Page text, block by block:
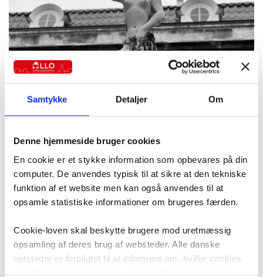
Samtykke Detaljer Om
Denne hjemmeside bruger cookies
En cookie er et stykke information som opbevares på din
computer. De anvendes typisk til at sikre at den tekniske
funktion af et website men kan også anvendes til at
opsamle statistiske informationer om brugeres færden.
Cookie-loven skal beskytte brugere mod uretmæssig
opsamling af deres brug af websteder. Alle danske
netsteder er forpligtet til at informere om, hvilke cookies
der afsættes på brugerens udstyr. Informationen skal
Småsagsgrænsen hæves!
Det er et stort problem for retssikkerheden og rammer
socialt skævt -også for lejerne - at småsagsgrænsen hæves.
Alle artikler Lejeret - domme og afgørelser
Anders Svendsen